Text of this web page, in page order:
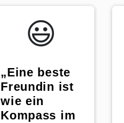
😃️
„Eine beste
Freundin ist
wie ein
Kompass im